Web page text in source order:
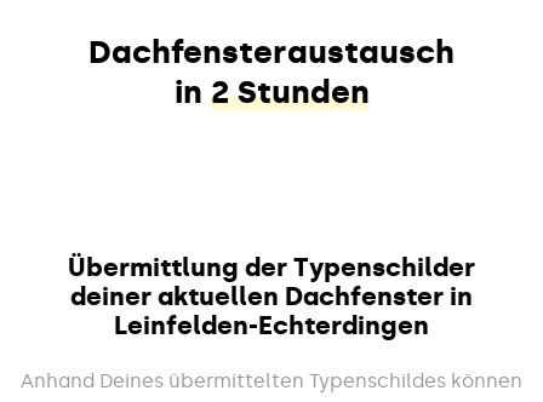
Dachfensteraustausch
in 2 Stunden
Übermittlung der Typenschilder
deiner aktuellen Dachfenster in
Leinfelden-Echterdingen
Anhand Deines übermittelten Typenschildes können